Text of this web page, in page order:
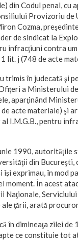
din Codul penal, cu
Provizoriu de
Cozma,
de sindicat la
infracţiuni contra
lit. j (748 de acte
în judecată şi
a Ministerului
aparţinând
acte materiale) şi
I.M.G.B., pentru
1990, autorităţile
din
exprimau, în mod
În acest
Serviciului
ale ţării, arată
în dimineaţa zilei
ce constituie tot